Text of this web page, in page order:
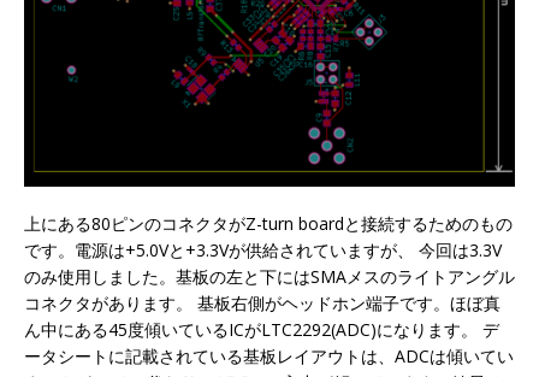
上にある80ピンのコネクタがZ-turn boardと接続するためのもの
です。電源は+5.0Vと+3.3Vが供給されていますが、 今回は3.3V
のみ使用しました。基板の左と下にはSMAメスのライトアングル
コネクタがあります。 基板右側がヘッドホン端子です。ほぼ真
ん中にある45度傾いているICがLTC2292(ADC)になります。 デ
ータシートに記載されている基板レイアウトは、ADCは傾いてい